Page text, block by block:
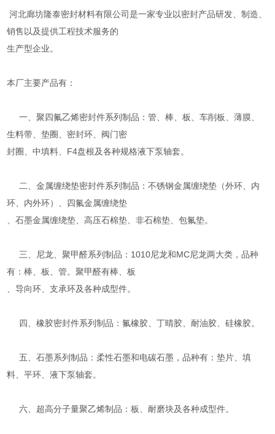
河北廊坊隆泰密封材料有限公司是一家专业以密封产品研发、制造、
销售以及提供工程技术服务的
生产型企业。
本厂主要产品有：
一、聚四氟乙烯密封件系列制品：管、棒、板、车削板、薄膜、
生料带、垫圈、密封环、阀门密
封圈、中填料、F4盘根及各种规格液下泵轴套。
二、金属缠绕垫密封件系列制品：不锈钢金属缠绕垫（外环、内
环、内外环）、四氟金属缠绕垫
、石墨金属缠绕垫、高压石棉垫、非石棉垫、包氟垫。
三、尼龙、聚甲醛系列制品：1010尼龙和MC尼龙两大类，品种
有：棒、板、管。聚甲醛有棒、板
、导向环、支承环及各种成型件。
四、橡胶密封件系列制品：氟橡胶、丁晴胶、耐油胶、硅橡胶。
五、石墨系列制品：柔性石墨和电碳石墨，品种有：垫片、填
料、平环、液下泵轴套。
六、超高分子量聚乙烯制品：板、耐磨块及各种成型件。